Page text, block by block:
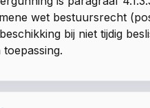
wet bestuursrecht
bij niet tijdig
toepassing.